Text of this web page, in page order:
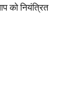
को नियंत्रित